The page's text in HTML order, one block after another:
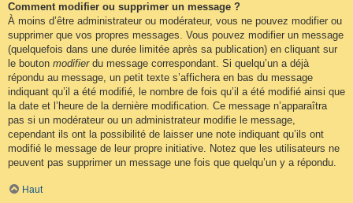
Comment modifier ou supprimer un message ?
À moins d’être administrateur ou modérateur, vous ne pouvez modifier ou
supprimer que vos propres messages. Vous pouvez modifier un message
(quelquefois dans une durée limitée après sa publication) en cliquant sur
le bouton modifierdu message correspondant. Si quelqu’un a déjà
répondu au message, un petit texte s’affichera en bas du message
indiquant qu’il a été modifié, le nombre de fois qu’il a été modifié ainsi que
la date et l’heure de la dernière modification. Ce message n’apparaîtra
pas si un modérateur ou un administrateur modifie le message,
cependant ils ont la possibilité de laisser une note indiquant qu’ils ont
modifié le message de leur propre initiative. Notez que les utilisateurs ne
peuvent pas supprimer un message une fois que quelqu’un y a répondu.
Haut